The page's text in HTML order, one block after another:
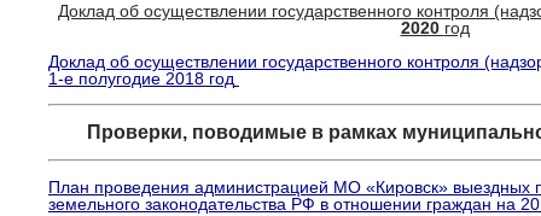
Доклад об осуществлении государственного контроля
2020 год
Доклад об осуществлении государственного контроля
1-е полугодие 2018 год
Проверки, поводимые в рамках
План проведения администрацией МО «Кировск» выездных
земельного законодательства РФ в отношении граждан на